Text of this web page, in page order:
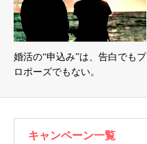
婚活の“申込み”は、告白でもプ
ロポーズでもない。
キャンペーン一覧